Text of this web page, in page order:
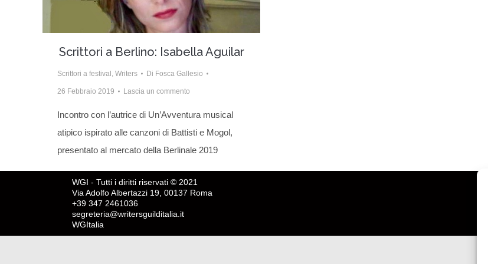
Scrittori a Berlino: Isabella Aguilar
Scrittori a festival, Writers Di Fosca Gallesio
26 Febbraio 2019 Lascia un commento
Incontro con l’autrice di Un’Avventura musical
atipico ispirato alle canzoni di Battisti e Mogol,
presentato al mercato della Berlinale 2019
WGI - Tutti i diritti riservati © 2021
Via Adolfo Albertazzi 19, 00137 Roma
+39 347 2461036
segreteria@writersguilditalia.it
WGItalia